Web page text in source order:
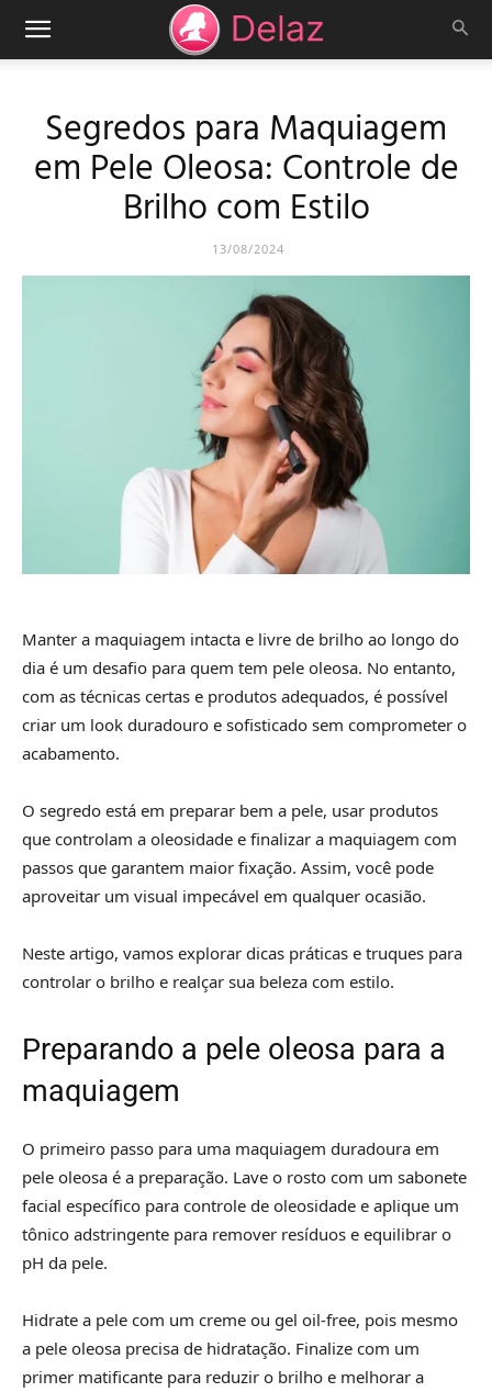
Segredos para Maquiagem
em Pele Oleosa: Controle de
Brilho com Estilo
13/08/2024
Manter a maquiagem intacta e livre de brilho ao longo do
dia é um desafio para quem tem pele oleosa. No entanto,
com as técnicas certas e produtos adequados, é possível
criar um look duradouro e sofisticado sem comprometer o
acabamento.
O segredo está em preparar bem a pele, usar produtos
que controlam a oleosidade e finalizar a maquiagem com
passos que garantem maior fixação. Assim, você pode
aproveitar um visual impecável em qualquer ocasião.
Neste artigo, vamos explorar dicas práticas e truques para
controlar o brilho e realçar sua beleza com estilo.
Preparando a pele oleosa para a
maquiagem
O primeiro passo para uma maquiagem duradoura em
pele oleosa é a preparação. Lave o rosto com um sabonete
facial específico para controle de oleosidade e aplique um
tônico adstringente para remover resíduos e equilibrar o
pH da pele.
Hidrate a pele com um creme ou gel oil-free, pois mesmo
a pele oleosa precisa de hidratação. Finalize com um
primer matificante para reduzir o brilho e melhorar a